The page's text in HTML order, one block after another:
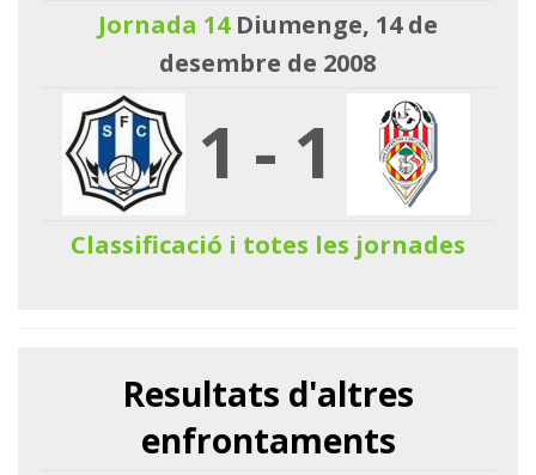
Jornada 14Diumenge, 14 de
desembre de 2008
1 - 1
Classificació i totes les jornades
Resultats d'altres
enfrontaments